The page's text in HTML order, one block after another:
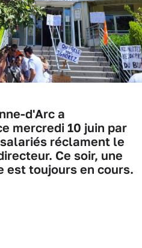
d'Arc a
mercredi 10 juin par
réclament le
Ce soir, une
est toujours en cours.